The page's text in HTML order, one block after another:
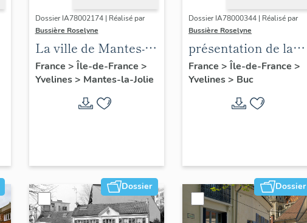
Dossier IA78002174 | Réalisé par
Bussière Roselyne
La ville de Mantes-la-
Jolie
France > Île-de-France >
Yvelines> Mantes-la-Jolie
Dossier IA78000344 | Réalisé par
Bussière Roselyne
présentation de la
commune de Buc
France > Île-de-France >
Yvelines> Buc
Dossier Dossier